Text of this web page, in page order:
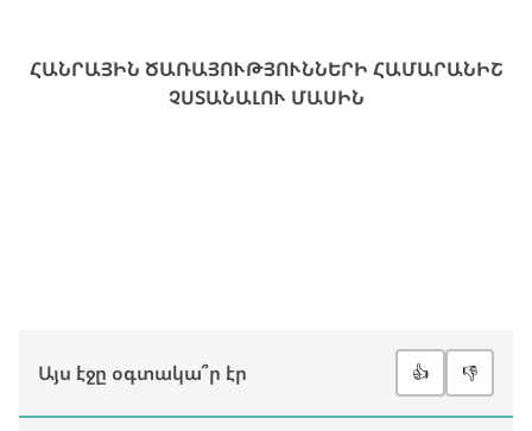
ՀԱՆՐԱՅԻՆ ԾԱՌԱՅՈՒԹՅՈՒՆՆԵՐԻ ՀԱՄԱՐԱՆԻՇ
ՉՍՏԱՆԱԼՈՒ ՄԱՍԻՆ
Այս էջը օգտակա՞ր էր 👍 👎